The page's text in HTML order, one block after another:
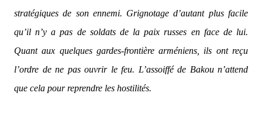
stratégiques de son ennemi. Grignotage d’autant plus facile
qu’il n’y a pas de soldats de la paix russes en face de lui.
Quant aux quelques gardes-frontière arméniens, ils ont reçu
l’ordre de ne pas ouvrir le feu. L’assoiffé de Bakou n’attend
que cela pour reprendre les hostilités.